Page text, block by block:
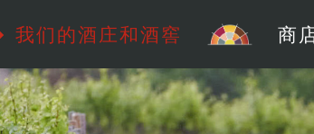
我们的酒庄和酒窖 商